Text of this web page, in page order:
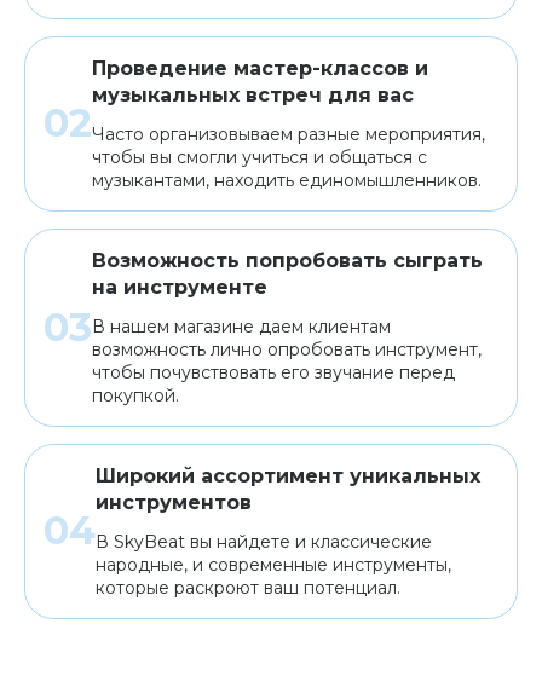
Проведение мастер-классов и
музыкальных встреч для вас
Часто организовываем разные мероприятия,
чтобы вы смогли учиться и общаться с
музыкантами, находить единомышленников.
Возможность попробовать сыграть
на инструменте
В нашем магазине даем клиентам
возможность лично опробовать инструмент,
чтобы почувствовать его звучание перед
покупкой.
Широкий ассортимент уникальных
инструментов
В SkyBeat вы найдете и классические
народные, и современные инструменты,
которые раскроют ваш потенциал.